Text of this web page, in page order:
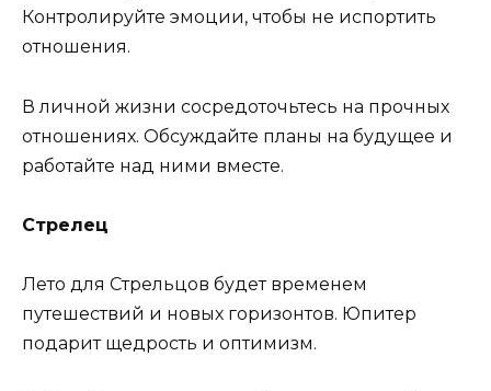
Контролируйте эмоции, чтобы не испортить
отношения.
В личной жизни сосредоточьтесь на прочных
отношениях. Обсуждайте планы на будущее и
работайте над ними вместе.
Стрелец
Лето для Стрельцов будет временем
путешествий и новых горизонтов. Юпитер
подарит щедрость и оптимизм.